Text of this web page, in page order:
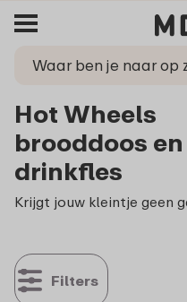
Hot Wheels
brooddoos en
drinkfles
Filters